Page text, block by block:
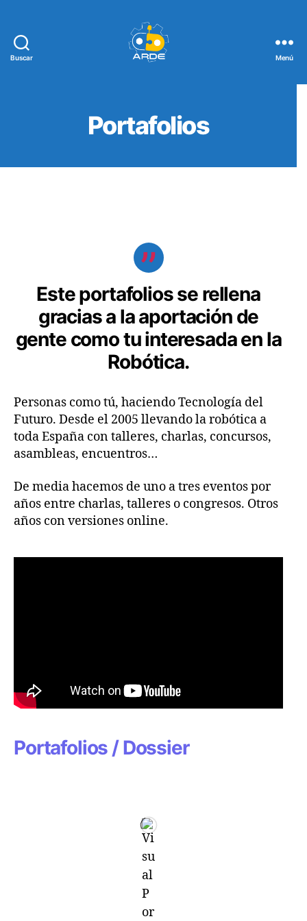
Buscar Menú
Portafolios
Este portafolios se rellena
gracias a la aportación de
gente como tu interesada en la
Robótica.
Personas como tú, haciendo Tecnología del
Futuro. Desde el 2005 llevando la robótica a
toda España con talleres, charlas, concursos,
asambleas, encuentros…
De media hacemos de uno a tres eventos por
años entre charlas, talleres o congresos. Otros
años con versiones online.
Portafolios / Dossier